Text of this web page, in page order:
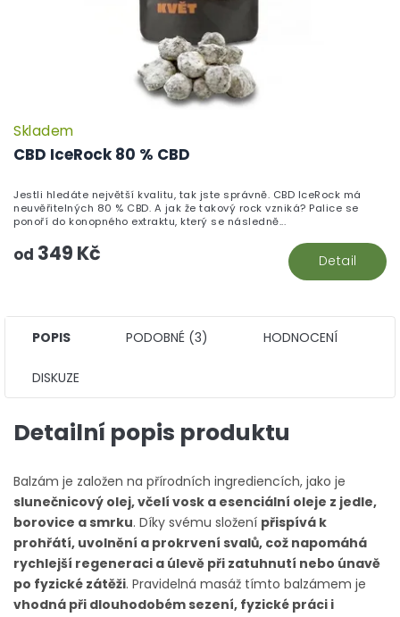
CBD IceRock 80 % CBD
Skladem
od 349 Kč Detail
Jestli hledáte největší kvalitu, tak jste správně. CBD IceRock má
neuvěřitelných 80 % CBD. A jak že takový rock vzniká? Palice se
ponoří do konopného extraktu, který se následně...
POPIS PODOBNÉ (3) HODNOCENÍ
DISKUZE
Detailní popis produktu
Balzám je založen na přírodních ingrediencích, jako je
slunečnicový olej, včelí vosk a esenciální oleje z jedle,
borovice a smrku. Díky svému složení přispívá k
prohřátí, uvolnění a prokrvení svalů, což napomáhá
rychlejší regeneraci a úlevě při zatuhnutí nebo únavě
po fyzické zátěži. Pravidelná masáž tímto balzámem je
vhodná při dlouhodobém sezení, fyzické práci i